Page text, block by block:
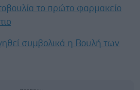
το πρώτο φαρμακείο
συμβολικά η Βουλή των